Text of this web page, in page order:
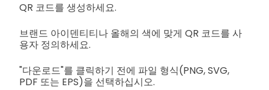
QR 코드를 생성하세요.
브랜드 아이덴티티나 올해의 색에 맞게 QR 코드를 사
용자 정의하세요.
"다운로드"를 클릭하기 전에 파일 형식(PNG, SVG,
PDF 또는 EPS)을 선택하십시오.